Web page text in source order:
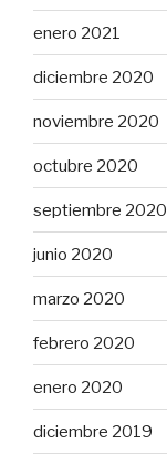
enero 2021
diciembre 2020
noviembre 2020
octubre 2020
septiembre 2020
junio 2020
marzo 2020
febrero 2020
enero 2020
diciembre 2019